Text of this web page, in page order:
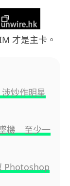
才是主卡。
炒作明星
機 至少一
Photoshop